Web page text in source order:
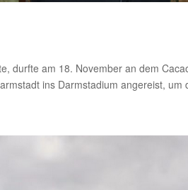
durfte am 18. November an dem
ins Darmstadium angereist, um